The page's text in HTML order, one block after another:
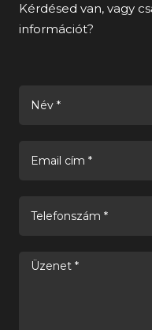
Kérdésed van, vagy
információt?